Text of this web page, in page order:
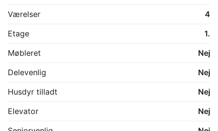
Værelser
4
Etage
1.
Møbleret
Nej
Delevenlig
Nej
Husdyr tilladt
Nej
Elevator
Nej